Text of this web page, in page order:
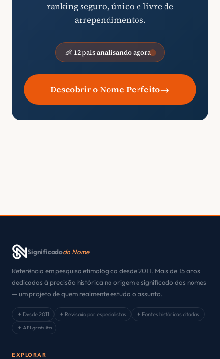
ranking seguro, único e livre de
arrependimentos.
👶 12 pais analisando agora
Descobrir o Nome Perfeito→
Significadodo Nome
Referência em pesquisa etimológica desde 2011. Mais de 15 anos
dedicados à precisão histórica na origem e significado dos nomes
— um projeto de quem realmente estuda o assunto.
✦ Desde 2011 ✦ Revisado por especialistas
✦ Fontes históricas citadas
✦ API gratuita
EXPLORAR